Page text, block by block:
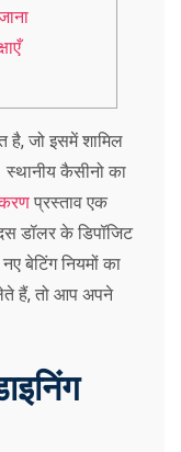
है, जो इसमें शामिल
कैसीनो का
प्रस्ताव एक
डॉलर के डिपॉजिट
बेटिंग नियमों का
हैं, तो आप अपने